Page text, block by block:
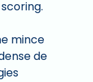
mince
de